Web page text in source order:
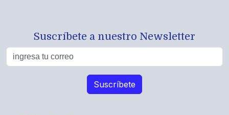
Suscríbete a nuestro Newsletter